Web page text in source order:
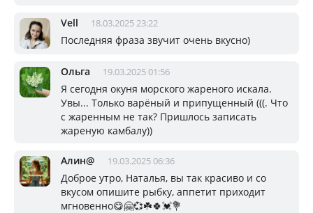
Vell 18.03.2025 23:22
Последняя фраза звучит очень вкусно)
Ольга 19.03.2025 01:56
Я сегодня окуня морского жареного искала.
Увы... Только варёный и припущенный (((. Что
с жаренным не так? Пришлось записать
жареную камбалу))
Алин@ 19.03.2025 06:36
Доброе утро, Наталья, вы так красиво и со
вкусом опишите рыбку, аппетит приходит
мгновенно😋🤗💞☘️🍀💓💐